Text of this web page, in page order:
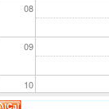
08
09
10